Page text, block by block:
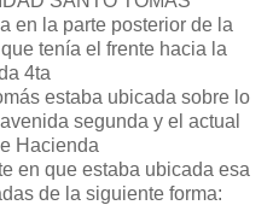
en la parte posterior de la
tenía el frente hacia la
4ta
estaba ubicada sobre lo
segunda y el actual
Hacienda
en que estaba ubicada esa
de la siguiente forma: